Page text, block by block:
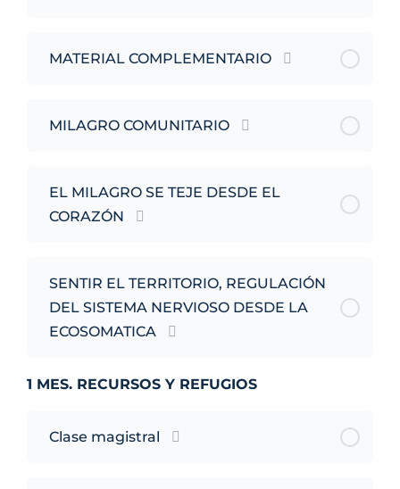
MATERIAL COMPLEMENTARIO
MILAGRO COMUNITARIO
EL MILAGRO SE TEJE DESDE EL
CORAZÓN
SENTIR EL TERRITORIO, REGULACIÓN
DEL SISTEMA NERVIOSO DESDE LA
ECOSOMATICA
1 MES. RECURSOS Y REFUGIOS
Clase magistral